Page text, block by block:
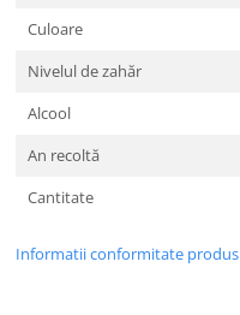
Culoare
Nivelul de zahăr
Alcool
An recoltă
Cantitate
Informatii conformitate produs